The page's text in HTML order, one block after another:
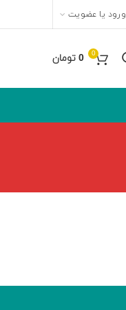
ورود یا عضویت
0
0 تومان